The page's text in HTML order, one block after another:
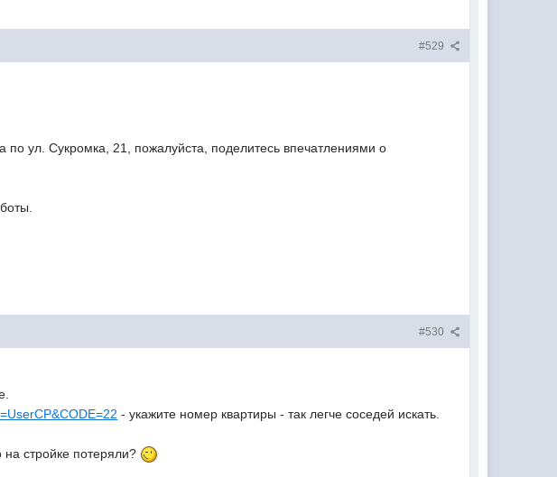
#529
ул. Сукромка, 21, пожалуйста, поделитесь впечатлениями о
#530
- укажите номер квартиры - так легче соседей искать.
на стройке потеряли?